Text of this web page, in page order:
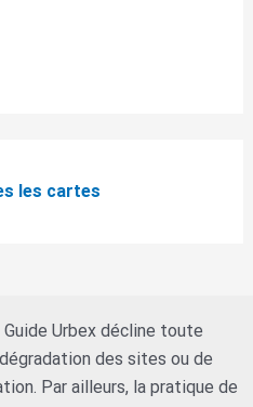
les cartes
Urbex décline toute
des sites ou de
Par ailleurs, la pratique de